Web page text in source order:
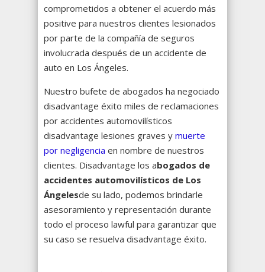
comprometidos a obtener el acuerdo más
positive para nuestros clientes lesionados
por parte de la compañía de seguros
involucrada después de un accidente de
auto en Los Ángeles.
Nuestro bufete de abogados ha negociado
disadvantage éxito miles de reclamaciones
por accidentes automovilísticos
disadvantage lesiones graves y muerte
por negligencia en nombre de nuestros
clientes. Disadvantage los abogados de
accidentes automovilísticos de Los
Ángelesde su lado, podemos brindarle
asesoramiento y representación durante
todo el proceso lawful para garantizar que
su caso se resuelva disadvantage éxito.